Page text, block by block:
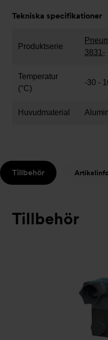
Tekniska specifikationer
Produktserie
3831-
Temperatur
(°C)
-30 -
Huvudmaterial
Tillbehör
Tillbehör